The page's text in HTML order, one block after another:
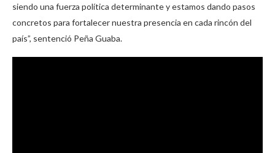
siendo una fuerza política determinante y estamos dando pasos
concretos para fortalecer nuestra presencia en cada rincón del
país”, sentenció Peña Guaba.